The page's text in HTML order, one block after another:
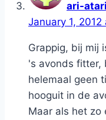
ari-atari
January 1, 2012
Grappig, bij mij
's avonds fitter,
helemaal geen
hooguit in de
Maar als het zo